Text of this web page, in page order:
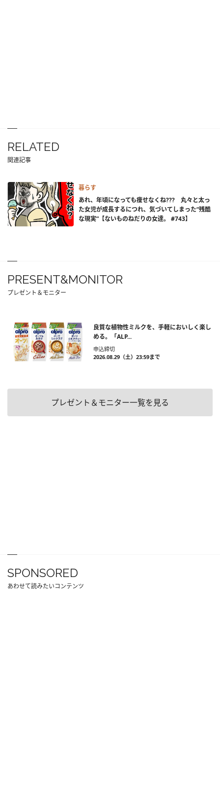
RELATED
関連記事
暮らす
あれ、年頃になっても痩せなくね??? 丸々と太っ
た女児が成長するにつれ、気づいてしまった“残酷
な現実”【ないものねだりの女達。 #743】
PRESENT&MONITOR
プレゼント＆モニター
良質な植物性ミルクを、手軽においしく楽し
める。「ALP...
申込締切
2026.08.29（土）23:59まで
プレゼント＆モニター一覧を見る
SPONSORED
あわせて読みたいコンテンツ